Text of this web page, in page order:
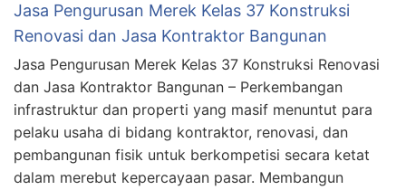
Jasa Pengurusan Merek Kelas 37 Konstruksi
Renovasi dan Jasa Kontraktor Bangunan
Jasa Pengurusan Merek Kelas 37 Konstruksi Renovasi
dan Jasa Kontraktor Bangunan – Perkembangan
infrastruktur dan properti yang masif menuntut para
pelaku usaha di bidang kontraktor, renovasi, dan
pembangunan fisik untuk berkompetisi secara ketat
dalam merebut kepercayaan pasar. Membangun